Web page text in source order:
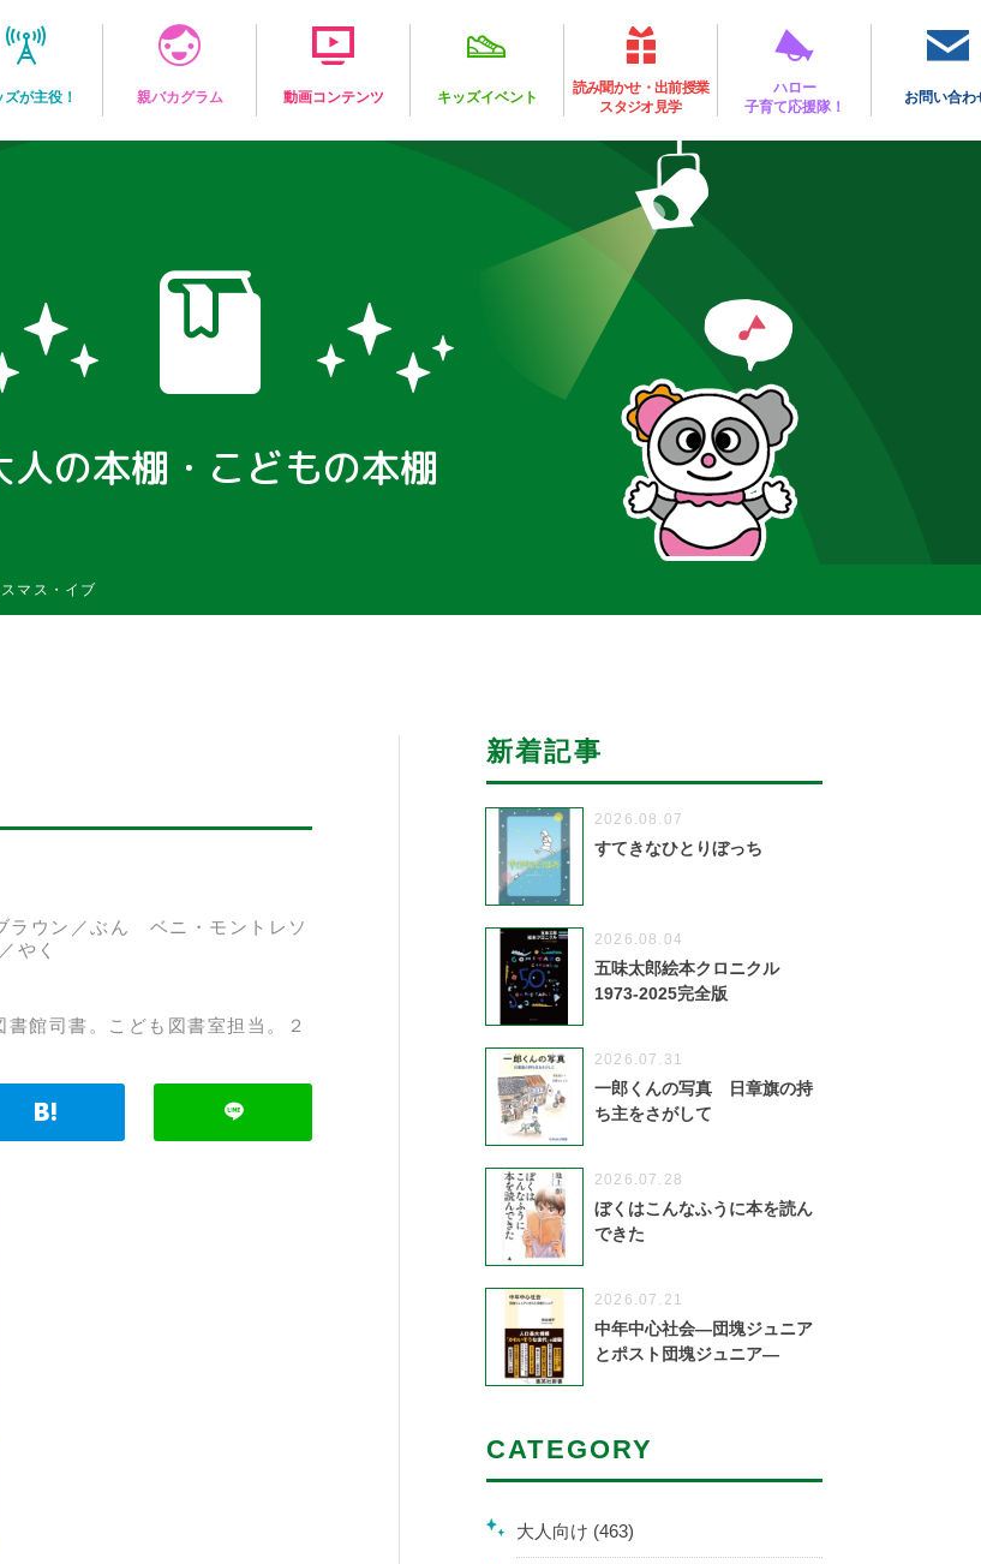
ズが主役！ 親バカグラム 動画コンテンツ キッズイベント
読み聞かせ・出前授業
スタジオ見学
ハロー
子育て応援隊！
お問い合わ
人の本棚・こどもの本棚
マス・イブ
ラウン／ぶん ベニ・モントレソ
やく
館司書。こども図書室担当。２
新着記事
2026.08.07
すてきなひとりぼっち
2026.08.04
五味太郎絵本クロニクル
1973-2025完全版
2026.07.31
一郎くんの写真 日章旗の持
ち主をさがして
2026.07.28
ぼくはこんなふうに本を読ん
できた
2026.07.21
中年中心社会―団塊ジュニア
とポスト団塊ジュニア―
CATEGORY
大人向け (463)